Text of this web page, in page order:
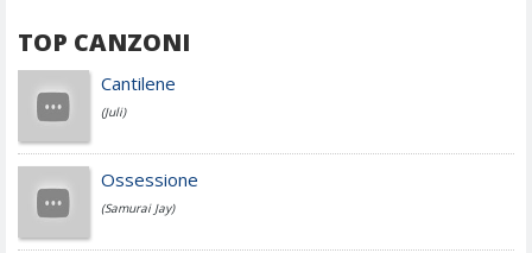
Achille Lauro
Cesare Cremonini
TOP CANZONI
Cantilene
(Juli)
Ossessione
(Samurai Jay)